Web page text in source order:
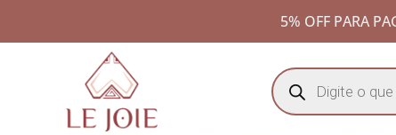
5% OFF PARA